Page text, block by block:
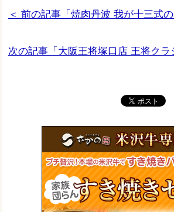
＜ 前の記事「焼肉丹波 我が十三式の
次の記事「大阪王将塚口店 王将クラ